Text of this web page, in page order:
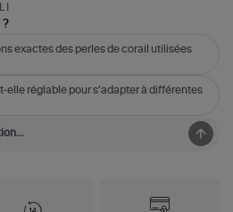
?
exactes des perles de corail utilisées
elle réglable pour s'adapter à différentes